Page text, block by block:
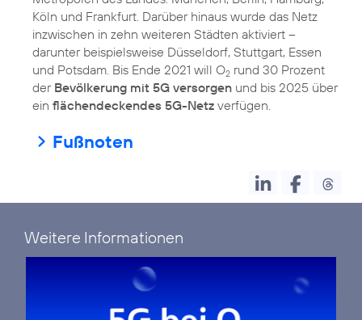
Köln und Frankfurt. Darüber hinaus wurde das Netz
inzwischen in zehn weiteren Städten aktiviert –
darunter beispielsweise Düsseldorf, Stuttgart, Essen
und Potsdam. Bis Ende 2021 will O2 rund 30 Prozent
der Bevölkerung mit 5G versorgen und bis 2025 über
ein flächendeckendes 5G-Netz verfügen.
Fußnoten
Weitere Informationen